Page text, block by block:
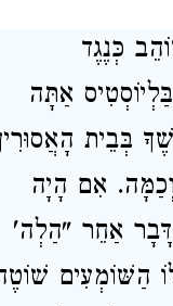
כְּנֶגֶד
אַתָּה
בְּבֵית
אִם הָיָה
אַחֵר "הַלְה'
הַשּׁוֹמְעִים